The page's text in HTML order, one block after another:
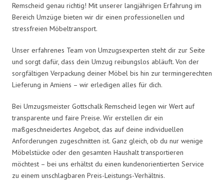
Remscheid genau richtig! Mit unserer langjährigen Erfahrung im
Bereich Umzüge bieten wir dir einen professionellen und
stressfreien Möbeltransport.
Unser erfahrenes Team von Umzugsexperten steht dir zur Seite
und sorgt dafür, dass dein Umzug reibungslos abläuft. Von der
sorgfältigen Verpackung deiner Möbel bis hin zur termingerechten
Lieferung in Amiens – wir erledigen alles für dich.
Bei Umzugsmeister Gottschalk Remscheid legen wir Wert auf
transparente und faire Preise. Wir erstellen dir ein
maßgeschneidertes Angebot, das auf deine individuellen
Anforderungen zugeschnitten ist. Ganz gleich, ob du nur wenige
Möbelstücke oder den gesamten Haushalt transportieren
möchtest – bei uns erhältst du einen kundenorientierten Service
zu einem unschlagbaren Preis-Leistungs-Verhältnis.